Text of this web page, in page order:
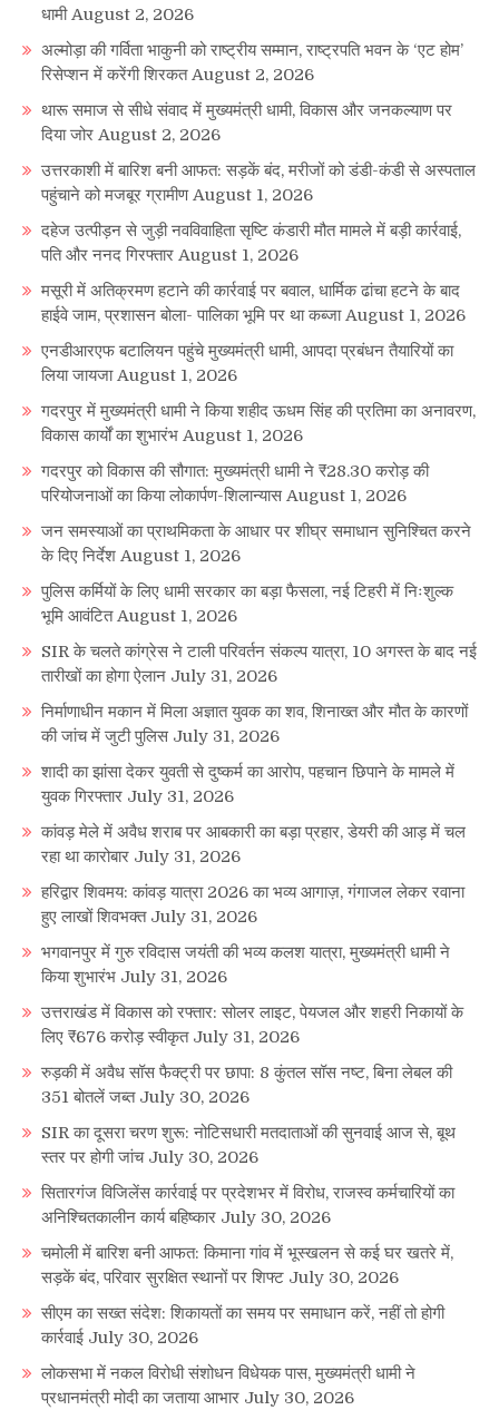
धामी August 2, 2026
अल्मोड़ा की गर्विता भाकुनी को राष्ट्रीय सम्मान, राष्ट्रपति भवन के ‘एट होम’
रिसेप्शन में करेंगी शिरकत August 2, 2026
थारू समाज से सीधे संवाद में मुख्यमंत्री धामी, विकास और जनकल्याण पर
दिया जोर August 2, 2026
उत्तरकाशी में बारिश बनी आफत: सड़कें बंद, मरीजों को डंडी-कंडी से अस्पताल
पहुंचाने को मजबूर ग्रामीण August 1, 2026
दहेज उत्पीड़न से जुड़ी नवविवाहिता सृष्टि कंडारी मौत मामले में बड़ी कार्रवाई,
पति और ननद गिरफ्तार August 1, 2026
मसूरी में अतिक्रमण हटाने की कार्रवाई पर बवाल, धार्मिक ढांचा हटने के बाद
हाईवे जाम, प्रशासन बोला- पालिका भूमि पर था कब्जा August 1, 2026
एनडीआरएफ बटालियन पहुंचे मुख्यमंत्री धामी, आपदा प्रबंधन तैयारियों का
लिया जायजा August 1, 2026
गदरपुर में मुख्यमंत्री धामी ने किया शहीद ऊधम सिंह की प्रतिमा का अनावरण,
विकास कार्यों का शुभारंभ August 1, 2026
गदरपुर को विकास की सौगात: मुख्यमंत्री धामी ने ₹28.30 करोड़ की
परियोजनाओं का किया लोकार्पण-शिलान्यास August 1, 2026
जन समस्याओं का प्राथमिकता के आधार पर शीघ्र समाधान सुनिश्चित करने
के दिए निर्देश August 1, 2026
पुलिस कर्मियों के लिए धामी सरकार का बड़ा फैसला, नई टिहरी में निःशुल्क
भूमि आवंटित August 1, 2026
SIR के चलते कांग्रेस ने टाली परिवर्तन संकल्प यात्रा, 10 अगस्त के बाद नई
तारीखों का होगा ऐलान July 31, 2026
निर्माणाधीन मकान में मिला अज्ञात युवक का शव, शिनाख्त और मौत के कारणों
की जांच में जुटी पुलिस July 31, 2026
शादी का झांसा देकर युवती से दुष्कर्म का आरोप, पहचान छिपाने के मामले में
युवक गिरफ्तार July 31, 2026
कांवड़ मेले में अवैध शराब पर आबकारी का बड़ा प्रहार, डेयरी की आड़ में चल
रहा था कारोबार July 31, 2026
हरिद्वार शिवमय: कांवड़ यात्रा 2026 का भव्य आगाज़, गंगाजल लेकर रवाना
हुए लाखों शिवभक्त July 31, 2026
भगवानपुर में गुरु रविदास जयंती की भव्य कलश यात्रा, मुख्यमंत्री धामी ने
किया शुभारंभ July 31, 2026
उत्तराखंड में विकास को रफ्तार: सोलर लाइट, पेयजल और शहरी निकायों के
लिए ₹676 करोड़ स्वीकृत July 31, 2026
रुड़की में अवैध सॉस फैक्ट्री पर छापा: 8 कुंतल सॉस नष्ट, बिना लेबल की
351 बोतलें जब्त July 30, 2026
SIR का दूसरा चरण शुरू: नोटिसधारी मतदाताओं की सुनवाई आज से, बूथ
स्तर पर होगी जांच July 30, 2026
सितारगंज विजिलेंस कार्रवाई पर प्रदेशभर में विरोध, राजस्व कर्मचारियों का
अनिश्चितकालीन कार्य बहिष्कार July 30, 2026
चमोली में बारिश बनी आफत: किमाना गांव में भूस्खलन से कई घर खतरे में,
सड़कें बंद, परिवार सुरक्षित स्थानों पर शिफ्ट July 30, 2026
सीएम का सख्त संदेश: शिकायतों का समय पर समाधान करें, नहीं तो होगी
कार्रवाई July 30, 2026
लोकसभा में नकल विरोधी संशोधन विधेयक पास, मुख्यमंत्री धामी ने
प्रधानमंत्री मोदी का जताया आभार July 30, 2026